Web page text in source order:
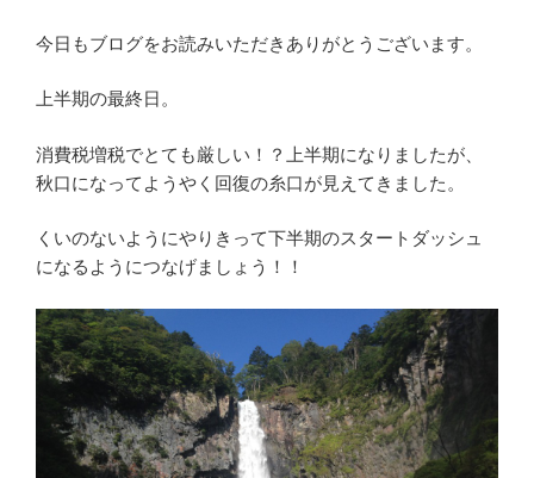
今日もブログをお読みいただきありがとうございます。
上半期の最終日。
消費税増税でとても厳しい！？上半期になりましたが、
秋口になってようやく回復の糸口が見えてきました。
くいのないようにやりきって下半期のスタートダッシュ
になるようにつなげましょう！！